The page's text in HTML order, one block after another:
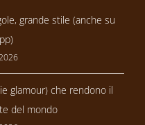
grande stile (anche su
glamour) che rendono il
del mondo